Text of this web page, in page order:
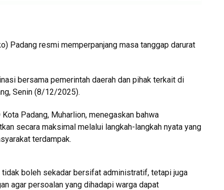
Padang resmi memperpanjang masa tanggap darurat
bersama pemerintah daerah dan pihak terkait di
Senin (8/12/2025).
Padang, Muharlion, menegaskan bahwa
secara maksimal melalui langkah-langkah nyata yang
terdampak.
tidak boleh sekadar bersifat administratif, tetapi juga
agar persoalan yang dihadapi warga dapat